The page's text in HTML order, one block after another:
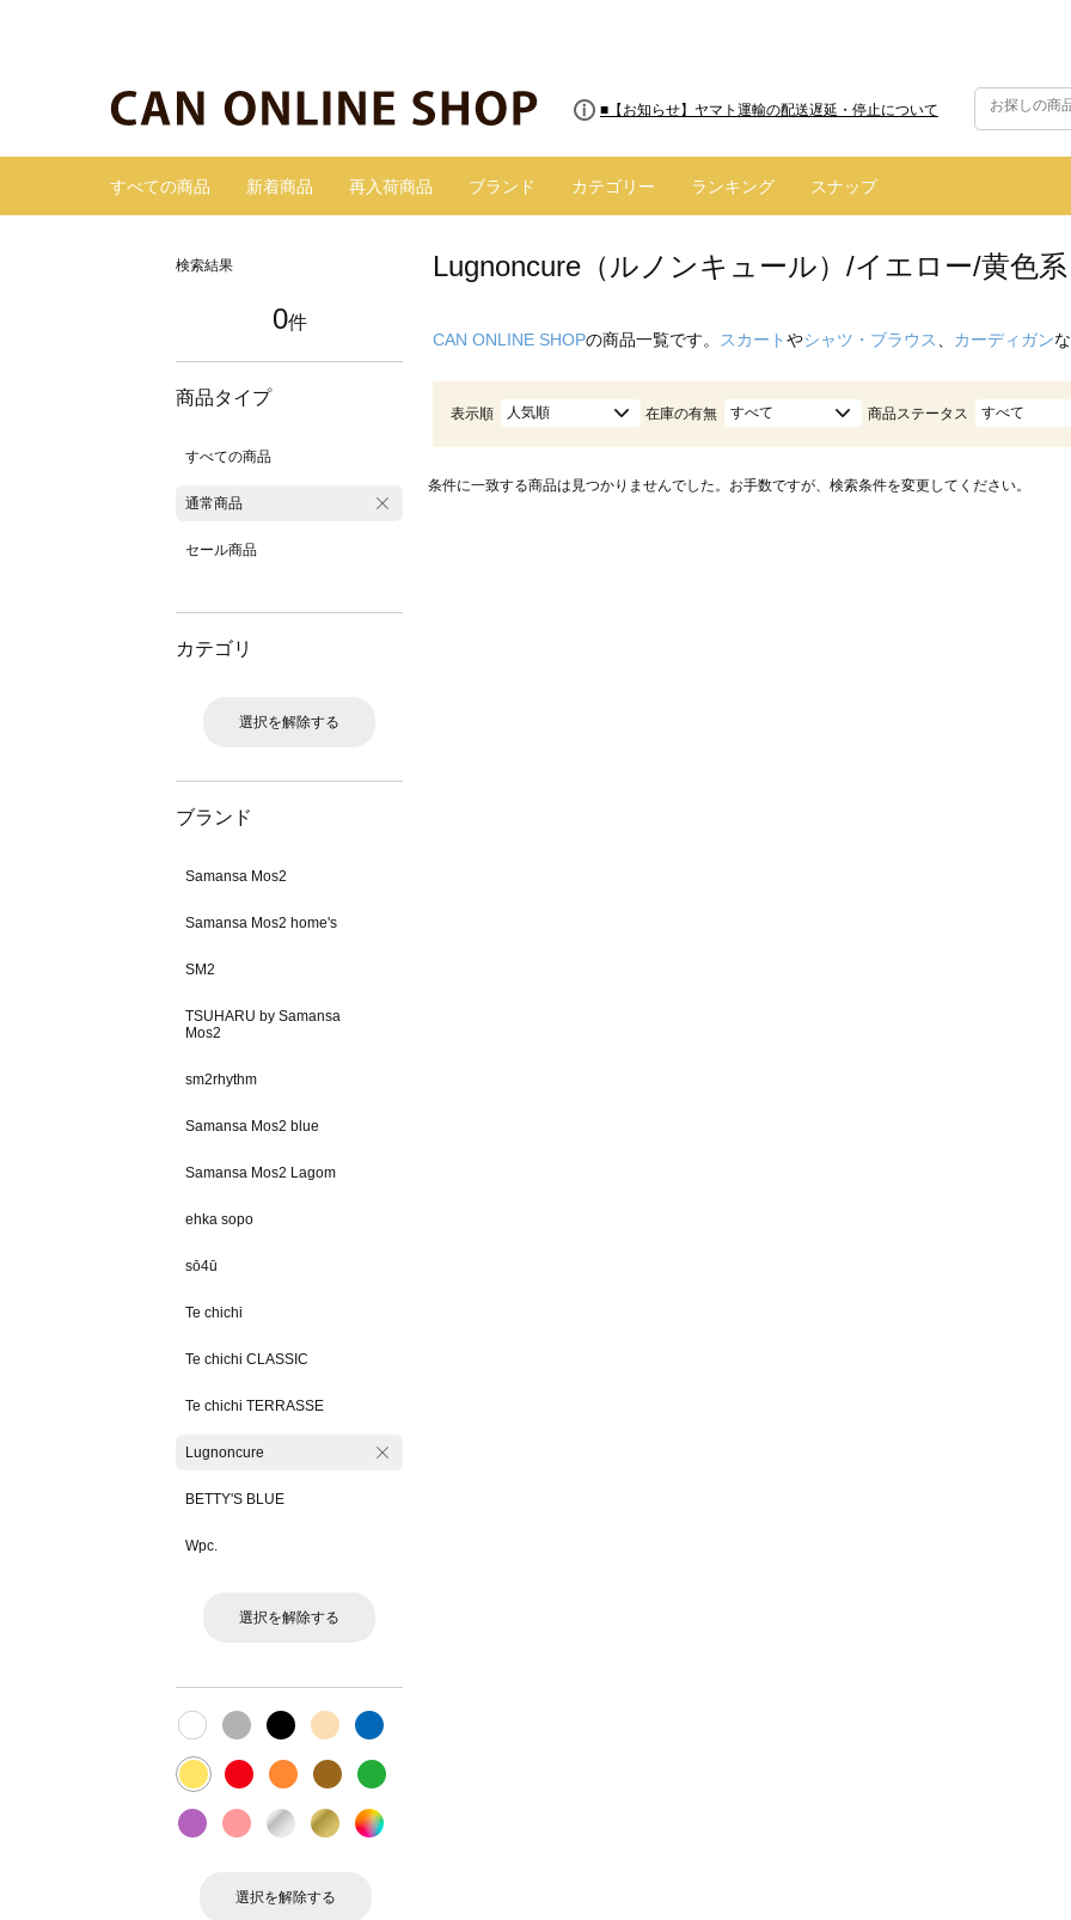
■8/13(木)AM2:00～サイトメンテナンス実施のお知らせ
■【お知らせ】ヤマト運輸の配送遅延・停止について
すべての商品 新着商品 再入荷商品 ブランド カテゴリー ランキング スナップ
検索結果
0件
商品タイプ
すべての商品
通常商品
セール商品
カテゴリ
選択を解除する
ブランド
Samansa Mos2
Samansa Mos2 home's
SM2
TSUHARU by Samansa
Mos2
sm2rhythm
Samansa Mos2 blue
Samansa Mos2 Lagom
ehka sopo
sō4ū
Te chichi
Te chichi CLASSIC
Te chichi TERRASSE
Lugnoncure
BETTY'S BLUE
Wpc.
選択を解除する
選択を解除する
Lugnoncure（ルノンキュール）/イエロー/黄色系
CAN ONLINE SHOPの商品一覧です。 スカートやシャツ・ブラウス カーディガン
表示順 人気順 在庫の有無 すべて 商品ステータス すべて
条件に一致する商品は見つかりませんでした。お手数ですが、検索条件を変更してください。